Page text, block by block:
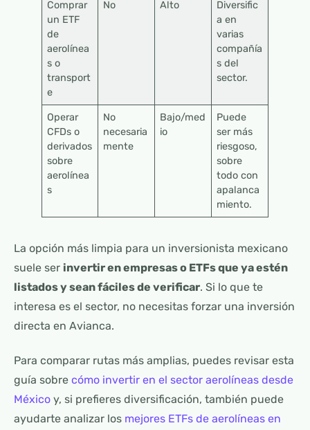
Comprar
un ETF
de
aerolínea
s o
transport
e
No Alto
Diversific
a en
varias
compañía
s del
sector.
Operar
CFDs o
derivados
sobre
aerolínea
s
No
necesaria
mente
Bajo/med
io
Puede
ser más
riesgoso,
sobre
todo con
apalanca
miento.
La opción más limpia para un inversionista mexicano
suele ser invertir en empresas o ETFs que ya estén
listados y sean fáciles de verificar. Si lo que te
interesa es el sector, no necesitas forzar una inversión
directa en Avianca.
Para comparar rutas más amplias, puedes revisar esta
guía sobre cómo invertir en el sector aerolíneas desde
México y, si prefieres diversificación, también puede
ayudarte analizar los mejores ETFs de aerolíneas en